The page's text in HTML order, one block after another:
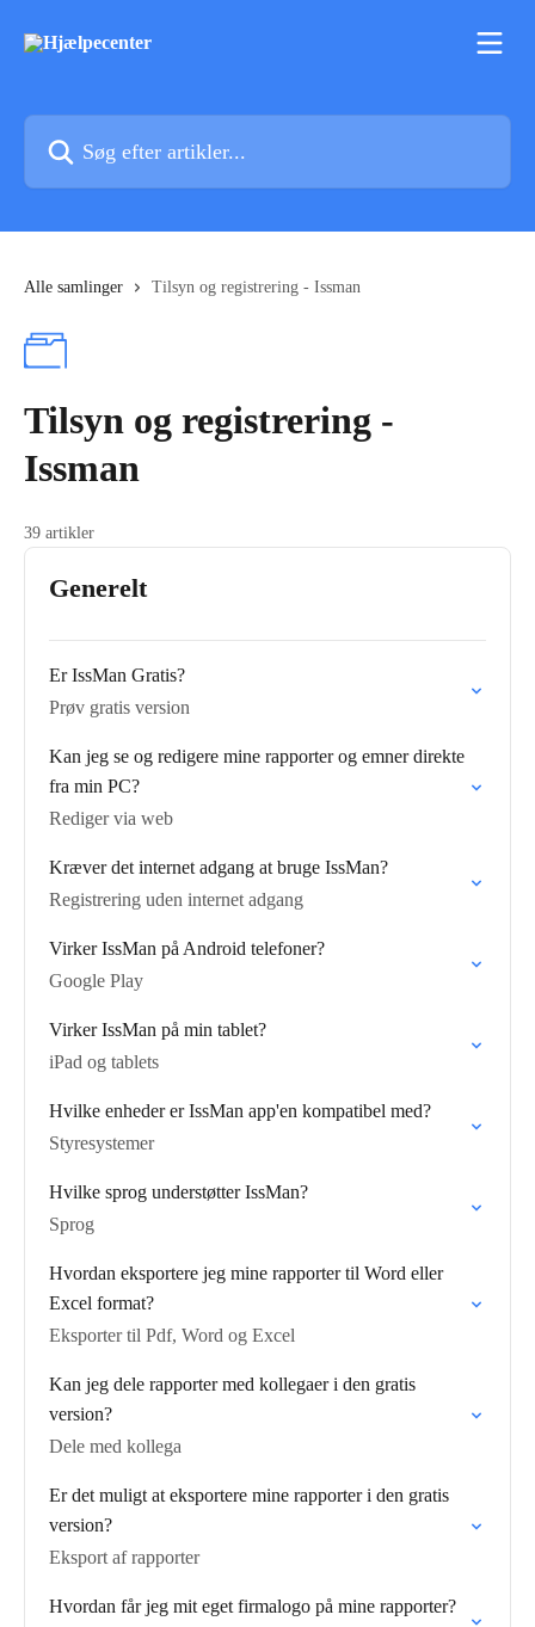
Alle samlinger Tilsyn og registrering - Issman
Tilsyn og registrering -
Issman
39 artikler
Generelt
Er IssMan Gratis?
Prøv gratis version
Kan jeg se og redigere mine rapporter og emner direkte
fra min PC?
Rediger via web
Kræver det internet adgang at bruge IssMan?
Registrering uden internet adgang
Virker IssMan på Android telefoner?
Google Play
Virker IssMan på min tablet?
iPad og tablets
Hvilke enheder er IssMan app'en kompatibel med?
Styresystemer
Hvilke sprog understøtter IssMan?
Sprog
Hvordan eksportere jeg mine rapporter til Word eller
Excel format?
Eksporter til Pdf, Word og Excel
Kan jeg dele rapporter med kollegaer i den gratis
version?
Dele med kollega
Er det muligt at eksportere mine rapporter i den gratis
version?
Eksport af rapporter
Hvordan får jeg mit eget firmalogo på mine rapporter?